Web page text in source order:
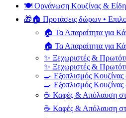
🍽️ Οργάνωση Κουζίνας & Είδη
🎁🏠 Προτάσεις δώρων •
🏠 Τα Απαραίτητα για
🏠 Τα Απαραίτητα για
✨ Ξεχωριστές &
✨ Ξεχωριστές &
🍳 Εξοπλισμός Κουζίνας
🍳 Εξοπλισμός Κουζίνας
☕ Καφές & Απόλαυση
☕ Καφές & Απόλαυση